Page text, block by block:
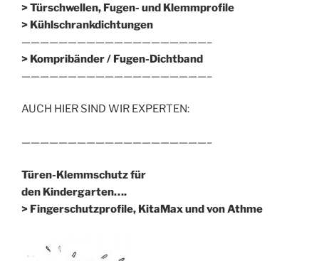
> Türschwellen, Fugen- und Klemmprofile
> Kühlschrankdichtungen
————————————————————–
> Kompribänder / Fugen-Dichtband
————————————————————–
AUCH HIER SIND WIR EXPERTEN:
————————————————————–
Türen-Klemmschutz für
den Kindergarten….
> Fingerschutzprofile, KitaMax und von Athme